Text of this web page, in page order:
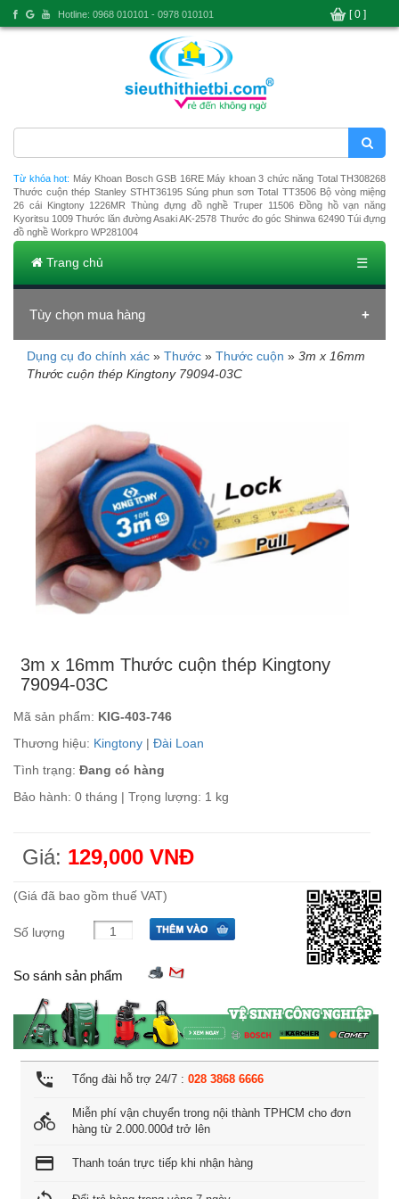
Từ khóa hot: Máy Khoan Bosch GSB 16RE Máy khoan 3 chức năng Total TH308268
Thước cuộn thép Stanley STHT36195 Súng phun sơn Total TT3506 Bộ vòng miệng
26 cái Kingtony 1226MR Thùng đựng đồ nghề Truper 11506 Đồng hồ vạn năng
Kyoritsu 1009 Thước lăn đường Asaki AK-2578 Thước đo góc Shinwa 62490 Túi đựng
đồ nghề Workpro WP281004
Trang chủ ☰
Tùy chọn mua hàng
Đang tải dữ liệu
Dụng cụ đo chính xác » Thước » Thước cuộn » 3m x 16mm
Thước cuộn thép Kingtony 79094-03C
3m x 16mm Thước cuộn thép Kingtony
79094-03C
Mã sản phẩm: KIG-403-746
Thương hiệu: Kingtony | Đài Loan
Tình trạng: Đang có hàng
Bảo hành: 0 tháng | Trọng lượng: 1 kg
Giá: 129,000 VNĐ
(Giá đã bao gồm thuế VAT)
Số lượng
So sánh sản phẩm
settings_phone Tổng đài hỗ trợ 24/7 : 028 3868 6666
directions_bike
Miễn phí vận chuyển trong nội thành TPHCM cho đơn
hàng từ 2.000.000đ trở lên
credit_card Thanh toán trực tiếp khi nhận hàng
Hotline: 0968 010101 - 0978 010101 [ 0 ]